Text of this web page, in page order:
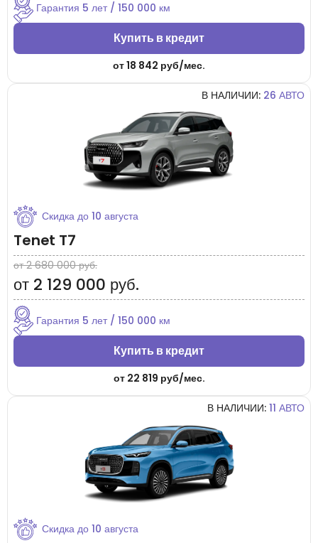
Гарантия 5 лет / 150 000 км
Купить в кредит
от18 842 руб/мес.
В НАЛИЧИИ: 26 АВТО
Скидка до 10 августа
Tenet T7
от 2 680 000 руб.
от 2 129 000 руб.
Гарантия 5 лет / 150 000 км
Купить в кредит
от 22 819 руб/мес.
В НАЛИЧИИ: 11 АВТО
Скидка до 10 августа